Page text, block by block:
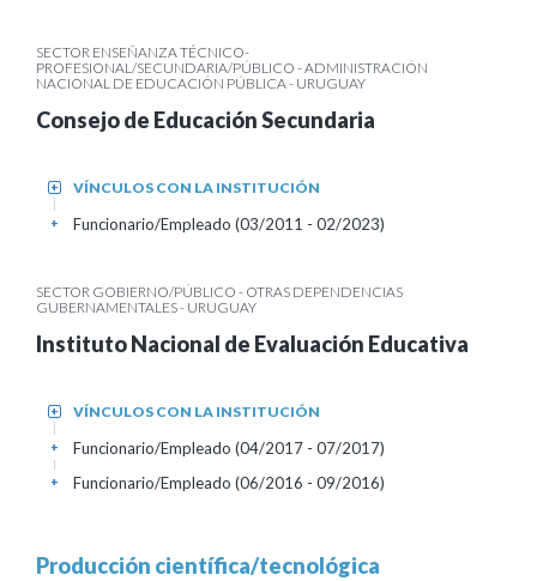
SECTOR ENSEÑANZA TÉCNICO-
PROFESIONAL/SECUNDARIA/PÚBLICO - ADMINISTRACIÓN
NACIONAL DE EDUCACIÓN PÚBLICA - URUGUAY
Consejo de Educación Secundaria
VÍNCULOS CON LA INSTITUCIÓN
+
Funcionario/Empleado (03/2011 - 02/2023)
+
SECTOR GOBIERNO/PÚBLICO - OTRAS DEPENDENCIAS
GUBERNAMENTALES - URUGUAY
Instituto Nacional de Evaluación Educativa
VÍNCULOS CON LA INSTITUCIÓN
+
Funcionario/Empleado (04/2017 - 07/2017)
+
Funcionario/Empleado (06/2016 - 09/2016)
+
Producción científica/tecnológica